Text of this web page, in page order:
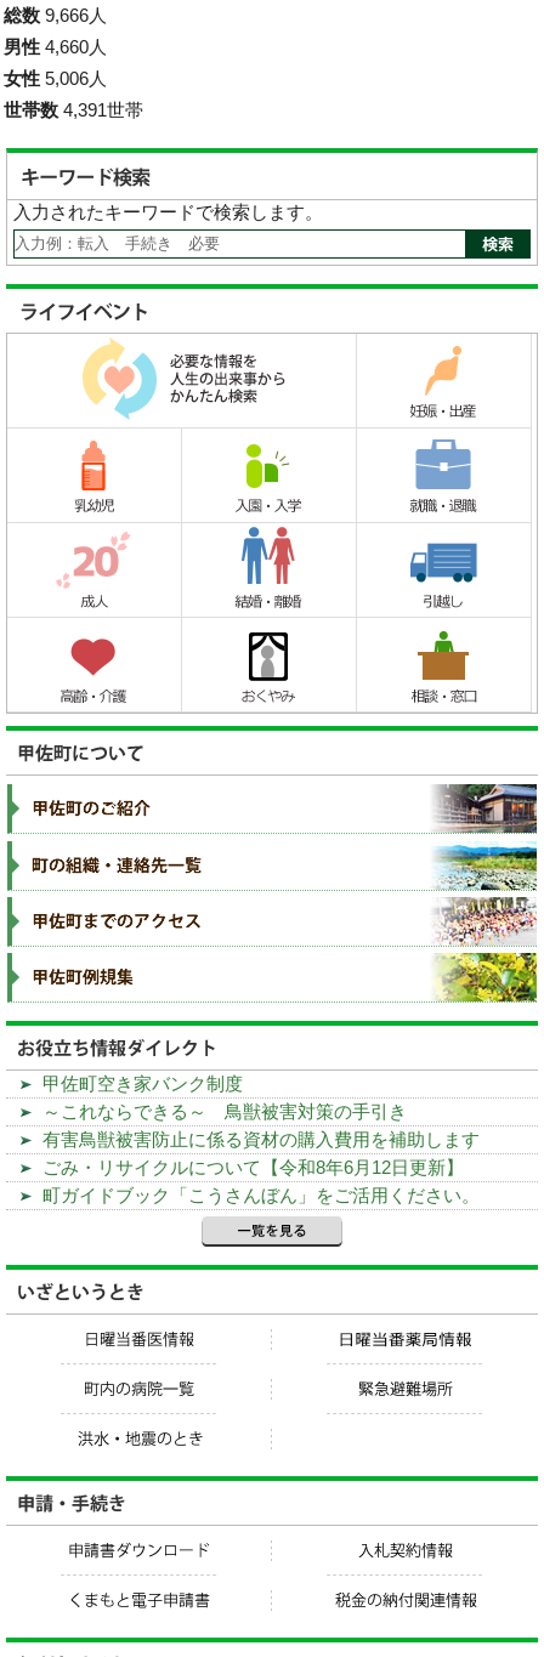
総数 9,666人
男性 4,660人
女性 5,006人
世帯数 4,391世帯
入力されたキーワードで検索します。
甲佐町空き家バンク制度
～これならできる～ 鳥獣被害対策の手引き
有害鳥獣被害防止に係る資材の購入費用を補助します
ごみ・リサイクルについて【令和8年6月12日更新】
町ガイドブック「こうさんぼん」をご活用ください。